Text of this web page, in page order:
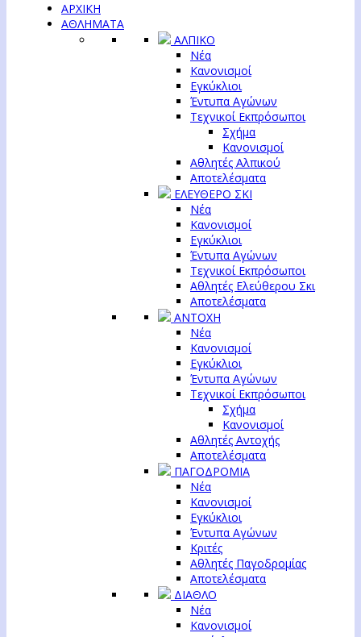
ΑΡΧΙΚΗ
ΑΘΛΗΜΑΤΑ
ΑΛΠΙΚΟ
Νέα
Κανονισμοί
Εγκύκλιοι
Έντυπα Αγώνων
Τεχνικοί Εκπρόσωποι
Σχήμα
Κανονισμοί
Αθλητές Αλπικού
Αποτελέσματα
ΕΛΕΥΘΕΡΟ ΣΚΙ
Νέα
Κανονισμοί
Εγκύκλιοι
Έντυπα Αγώνων
Τεχνικοί Εκπρόσωποι
Αθλητές Ελεύθερου Σκι
Αποτελέσματα
ΑΝΤΟΧΗ
Νέα
Κανονισμοί
Εγκύκλιοι
Έντυπα Αγώνων
Τεχνικοί Εκπρόσωποι
Σχήμα
Κανονισμοί
Αθλητές Αντοχής
Αποτελέσματα
ΠΑΓΟΔΡΟΜΙΑ
Νέα
Κανονισμοί
Εγκύκλιοι
Έντυπα Αγώνων
Κριτές
Αθλητές Παγοδρομίας
Αποτελέσματα
ΔΙΑΘΛΟ
Νέα
Κανονισμοί